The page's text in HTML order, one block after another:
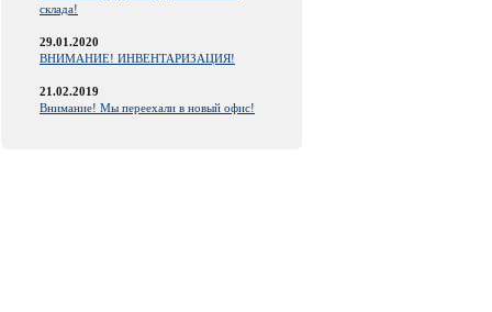
склада!
29.01.2020
ВНИМАНИЕ! ИНВЕНТАРИЗАЦИЯ!
21.02.2019
Внимание! Мы переехали в новый офис!